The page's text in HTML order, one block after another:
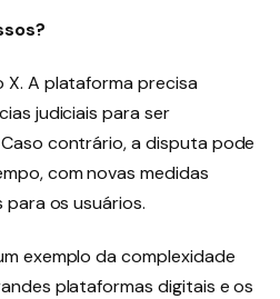
A plataforma precisa
judiciais para ser
contrário, a disputa pode
com novas medidas
para os usuários.
exemplo da complexidade
plataformas digitais e os